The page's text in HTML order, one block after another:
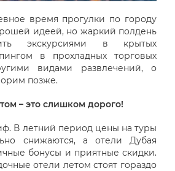
время прогулки по городу
идеей, но жаркий полдень
экскурсиями в крытых
в прохладных торговых
видами развлечений, о
позже.
– это слишком дорого!
В летний период цены на туры
снижаются, а отели Дубая
бонусы и приятные скидки.
отели летом стоят гораздо